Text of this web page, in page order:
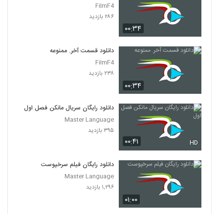
۰۰:۳۴
FilmF4
۲۸۶ بازدید
۰۰:۳۴
دانلود قسمت آخر. ممنوعه
FilmF4
۲۳۸ بازدید
۰۰:۴۱ HD
دانلود رایگان سریال مانکن فصل اول
Master Language
۳۹۵ بازدید
۰۱:۰۰
دانلود رایگان فیلم سرخپوست
Master Language
۱,۲۹۶ بازدید